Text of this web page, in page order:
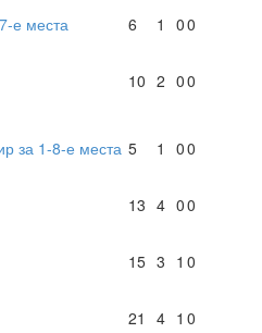
е места 6 1 00
10 2 00
за 1-8-е места 5 1 00
13 4 00
15 3 1 0
21 4 1 0